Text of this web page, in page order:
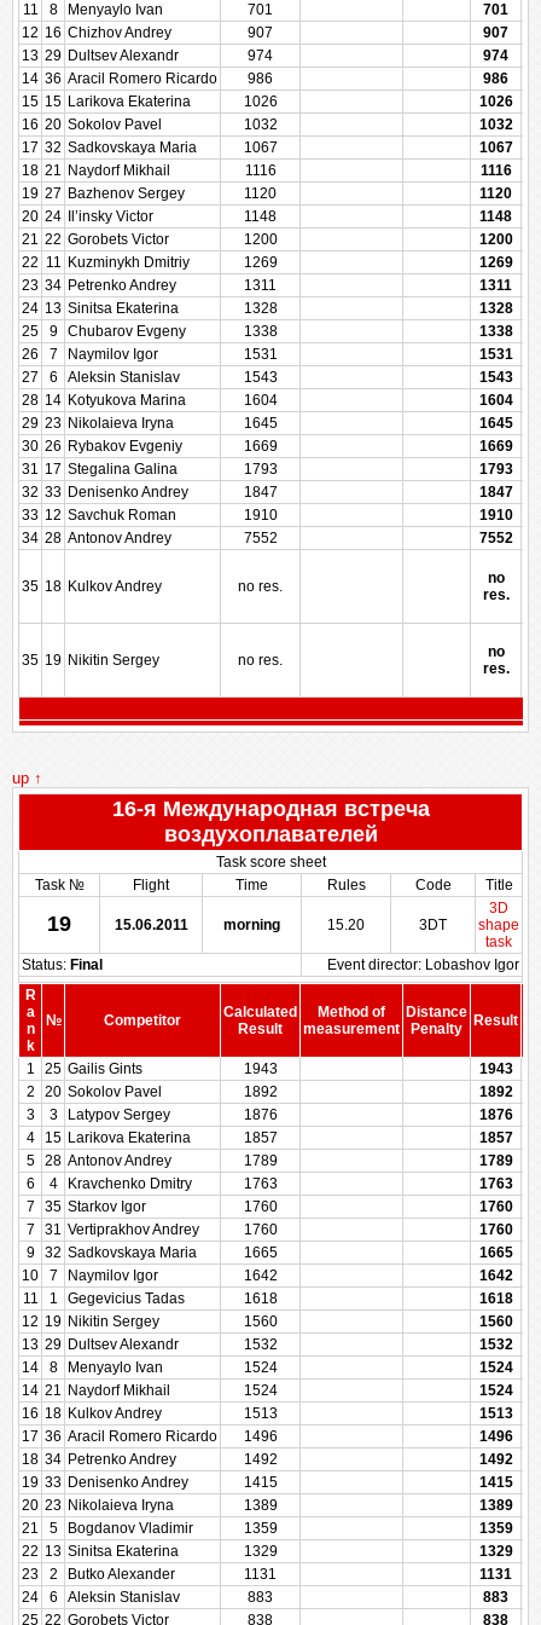
11
8 Menyaylo Ivan 701
701
12 16 Chizhov Andrey 907
907
13 29 Dultsev Alexandr 974
974
14 36 Aracil Romero Ricardo 986
986
15 15 Larikova Ekaterina 1026
1026
16 20 Sokolov Pavel 1032
1032
17 32 Sadkovskaya Maria 1067
1067
18 21 Naydorf Mikhail 1116
1116
19 27 Bazhenov Sergey 1120
1120
20 24 Il’insky Victor 1148
1148
21 22 Gorobets Victor 1200
1200
22 11 Kuzminykh Dmitriy 1269
1269
23 34 Petrenko Andrey 1311
1311
24 13 Sinitsa Ekaterina 1328
1328
25
9 Chubarov Evgeny 1338
1338
26
7 Naymilov Igor 1531
1531
27
6 Aleksin Stanislav 1543
1543
28 14 Kotyukova Marina 1604
1604
29 23 Nikolaieva Iryna 1645
1645
30 26 Rybakov Evgeniy 1669
1669
31 17 Stegalina Galina 1793
1793
32 33 Denisenko Andrey 1847
1847
33 12 Savchuk Roman 1910
1910
34 28 Antonov Andrey 7552 7552
35 18 Kulkov Andrey no res.
no
res.
35 19 Nikitin Sergey no res.
no
res.
up ↑
16-я Международная встреча
воздухоплавателей
Task score sheet
Task №
Flight Time Rules Code Title
19 15.06.2011 morning 15.20 3DT
3D
shape
task
Status: Final
Event director: Lobashov Igor
R
a
n
k
№ Competitor
Calculated
Result
Method of
measurement
Distance
Penalty
Result
1
25 Gailis Gints 1943
1943
2
20 Sokolov Pavel 1892
1892
3
3 Latypov Sergey 1876
1876
4
15 Larikova Ekaterina 1857
1857
5
28 Antonov Andrey 1789
1789
6
4 Kravchenko Dmitry 1763
1763
7
35 Starkov Igor 1760
1760
7
31 Vertiprakhov Andrey 1760
1760
9
32 Sadkovskaya Maria 1665
1665
10
7 Naymilov Igor 1642
1642
11
1 Gegevicius Tadas 1618
1618
12 19 Nikitin Sergey 1560
1560
13 29 Dultsev Alexandr 1532
1532
14
8 Menyaylo Ivan 1524
1524
14 21 Naydorf Mikhail 1524
1524
16 18 Kulkov Andrey 1513
1513
17 36 Aracil Romero Ricardo 1496
1496
18 34 Petrenko Andrey 1492
1492
19 33 Denisenko Andrey 1415
1415
20 23 Nikolaieva Iryna 1389
1389
21
5 Bogdanov Vladimir 1359
1359
22 13 Sinitsa Ekaterina 1329
1329
23
2 Butko Alexander 1131
1131
24
6 Aleksin Stanislav 883
883
25 22 Gorobets Victor 838 838